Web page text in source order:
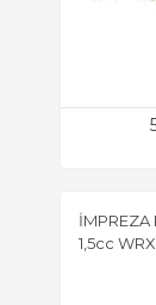
İMPREZA
1,5cc